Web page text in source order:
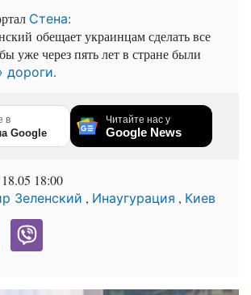
Стена:
обещает украинцам сделать все
уже через пять лет в стране были
дороги.
в
Google
Читайте нас у
Google News
18.05 18:00
Зеленский , Инаугурация , Киев